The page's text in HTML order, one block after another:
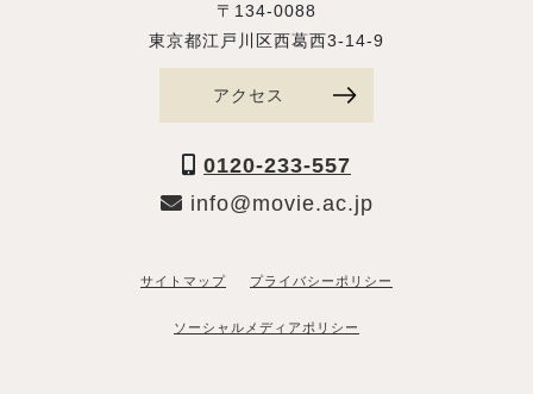
〒134-0088
東京都江戸川区西葛西3-14-9
アクセス
0120-233-557
info@movie.ac.jp
サイトマップ プライバシーポリシー
ソーシャルメディアポリシー